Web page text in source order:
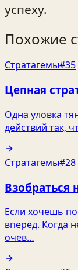
успеху.
Похожие
Стратагемы#35
Цепная
Одна уловка
действий так,
Стратагемы#28
Взобраться
Если хочешь
вперёд. Когда
очев…